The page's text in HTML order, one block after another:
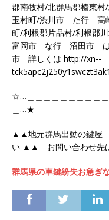
郡南牧村/北群馬郡榛東
玉村町/渋川市 た行 高
町/利根郡片品村/利根郡
富岡市 な行 沼田市
市 詳しくは http://xn--
☆…＿＿＿＿＿＿＿＿＿＿
＿…★
▲▲地元群馬出動の鍵屋
い ▲▲ お問い合わせ先
群馬県の車鍵紛失お急ぎ